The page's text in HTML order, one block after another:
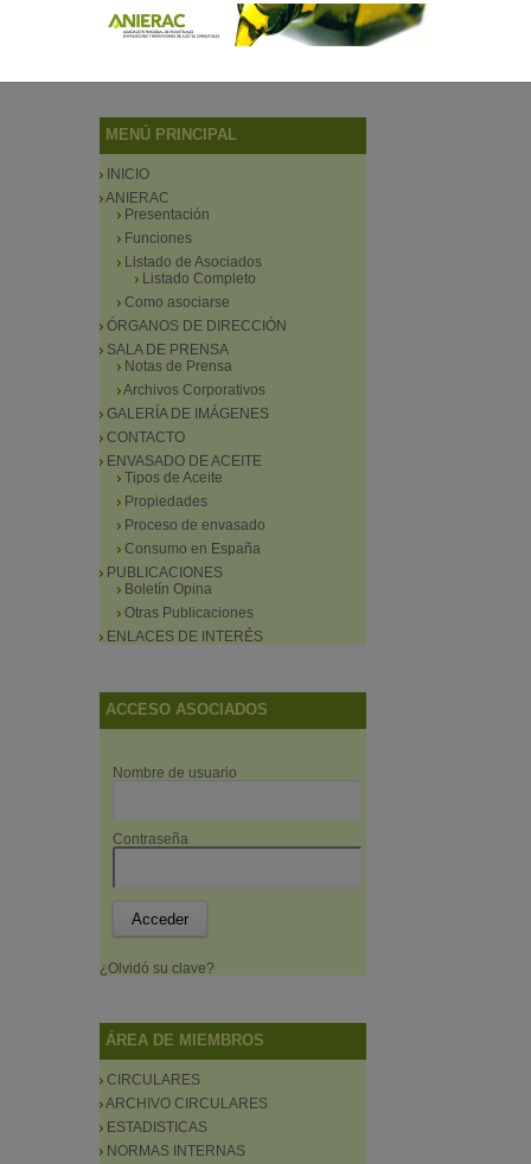
MENÚ PRINCIPAL
INICIO
ANIERAC
Presentación
Funciones
Listado de Asociados
Listado Completo
Como asociarse
ÓRGANOS DE DIRECCIÓN
SALA DE PRENSA
Notas de Prensa
Archivos Corporativos
GALERÍA DE IMÁGENES
CONTACTO
ENVASADO DE ACEITE
Tipos de Aceite
Propiedades
Proceso de envasado
Consumo en España
PUBLICACIONES
Boletín Opina
Otras Publicaciones
ENLACES DE INTERÉS
ACCESO ASOCIADOS
Nombre de usuario
Contraseña
¿Olvidó su clave?
ÁREA DE MIEMBROS
CIRCULARES
ARCHIVO CIRCULARES
ESTADISTICAS
NORMAS INTERNAS